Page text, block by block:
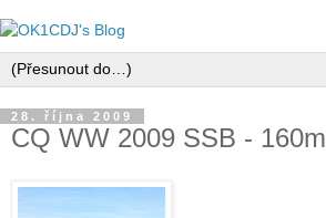
28. října 2009
CQ WW 2009 SSB - 160m